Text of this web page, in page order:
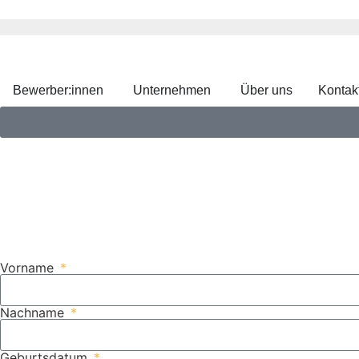
Bewerber:innen Unternehmen Über uns
Vorname
Nachname